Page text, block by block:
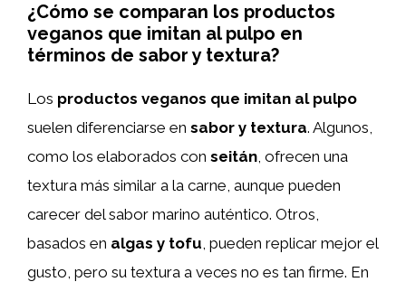
¿Cómo se comparan los productos
veganos que imitan al pulpo en
términos de sabor y textura?
Los productos veganos que imitan al pulpo
suelen diferenciarse en sabor y textura. Algunos,
como los elaborados con seitán , ofrecen una
textura más similar a la carne, aunque pueden
carecer del sabor marino auténtico. Otros,
basados en algas y tofu , pueden replicar mejor el
gusto, pero su textura a veces no es tan firme. En